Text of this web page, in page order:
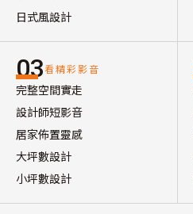
日式風設計
03看精彩影音
完整空間實走
設計師短影音
居家佈置靈感
大坪數設計
小坪數設計